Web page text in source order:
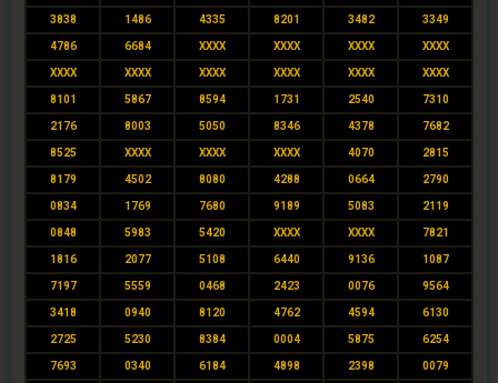
3838 1486 4335 8201 3482 3349
4786 6684 XXXX XXXX XXXX XXXX
XXXX XXXX XXXX XXXX XXXX XXXX
8101 5867 8594 1731 2540 7310
2176 8003 5050 8346 4378 7682
8525 XXXX XXXX XXXX 4070 2815
8179 4502 8080 4288 0664 2790
0834 1769 7680 9189 5083 2119
0848 5983 5420 XXXX XXXX 7821
1816 2077 5108 6440 9136 1087
7197 5559 0468 2423 0076 9564
3418 0940 8120 4762 4594 6130
2725 5230 8384 0004 5875 6254
7693 0340 6184 4898 2398 0079